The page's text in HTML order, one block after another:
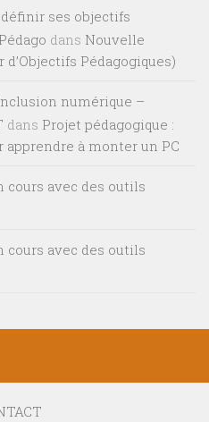
ses objectifs
dans Nouvelle
Pédagogiques)
numérique –
dans Projet pédagogique :
apprendre à monter un PC
cours avec des outils
cours avec des outils